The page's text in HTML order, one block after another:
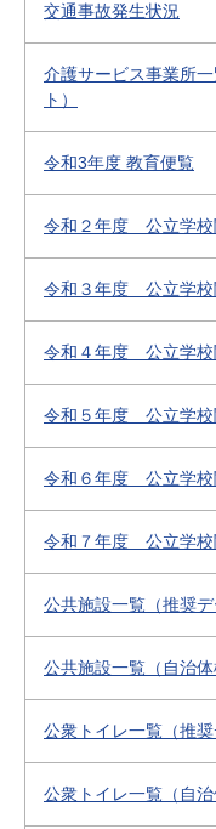
交通事故発生状況
介護サービス事業所
ト）
令和3年度 教育便覧
令和２年度 公立学校
令和３年度 公立学校
令和４年度 公立学校
令和５年度 公立学校
令和６年度 公立学校
令和７年度 公立学校
公共施設一覧（推奨デ
公共施設一覧（自治
公衆トイレ一覧（推奨
公衆トイレ一覧（自